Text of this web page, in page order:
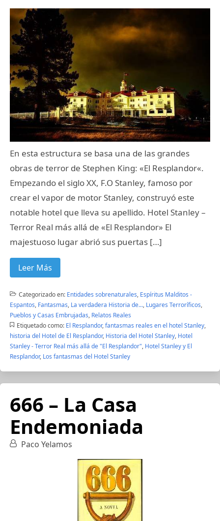
En esta estructura se basa una de las grandes
obras de terror de Stephen King: «El Resplandor«.
Empezando el siglo XX, F.O Stanley, famoso por
crear el vapor de motor Stanley, construyó este
notable hotel que lleva su apellido. Hotel Stanley –
Terror Real más allá de «El Resplandor» El
majestuoso lugar abrió sus puertas […]
Leer Más
Categorizado en: Entidades sobrenaturales, Espíritus Malditos -
Espantos, Fantasmas, La verdadera Historia de..., Lugares Terroríficos,
Pueblos y Casas Embrujadas, Relatos Reales
Etiquetado como: El Resplandor,fantasmas reales en el hotel Stanley,
historia del Hotel de El Resplandor, Historia del Hotel Stanley, Hotel
Stanley - Terror Real más allá de "El Resplandor", Hotel Stanley y El
Resplandor, Los fantasmas del Hotel Stanley
666 – La Casa
Endemoniada
Paco Yelamos